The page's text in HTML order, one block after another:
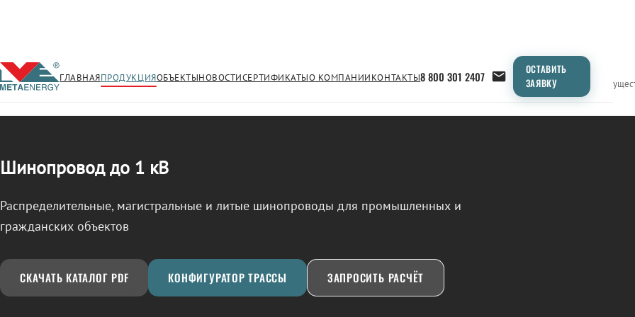
ГЛАВНАЯПРОДУКЦИЯОБЪЕКТЫНОВОСТИСЕРТИФИКАТЫО КОМПАНИИКОНТАКТЫ8 800 301 2407
ОСТАВИТЬ
ЗАЯВКУ
← Продукция/ШИНОПРОВОД Применение Продукция ТипоразмерыСравнение
Шинопровод до 1 кВ
Распределительные, магистральные и литые шинопроводы для промышленных и
гражданских объектов
СКАЧАТЬ КАТАЛОГ PDF КОНФИГУРАТОР ТРАССЫ ЗАПРОСИТЬ РАСЧЁТ